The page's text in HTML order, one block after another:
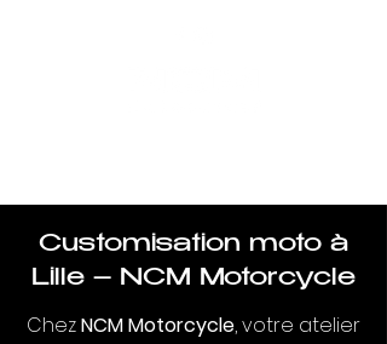
Customisation moto à
Lille – NCM Motorcycle
ChezNCM Motorcycle, votre atelier